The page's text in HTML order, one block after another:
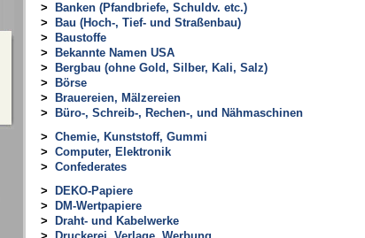
>
Banken (Pfandbriefe, Schuldv. etc.)
>
Bau (Hoch-, Tief- und Straßenbau)
>
Baustoffe
>
Bekannte Namen USA
>
Bergbau (ohne Gold, Silber, Kali, Salz)
>
Börse
>
Brauereien, Mälzereien
>
Büro-, Schreib-, Rechen-, und Nähmaschinen
> Chemie, Kunststoff, Gummi
> Computer, Elektronik
> Confederates
>
DEKO-Papiere
>
DM-Wertpapiere
>
Draht- und Kabelwerke